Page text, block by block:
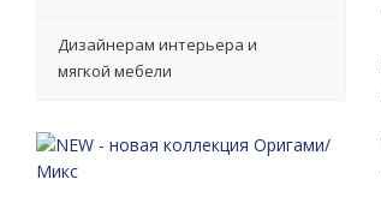
Дизайнерам интерьера и
мягкой мебели